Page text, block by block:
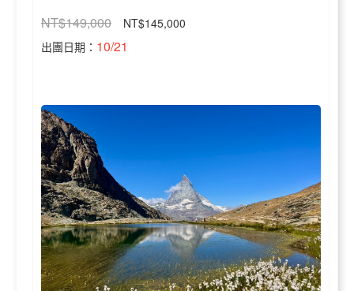
NT$149,000
NT$145,000
出團日期： 10/21